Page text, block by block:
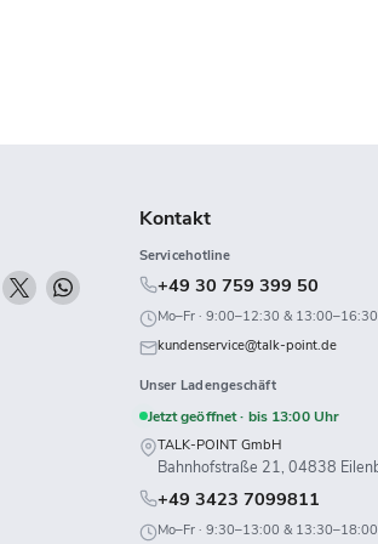
FindenFinden
Kontakt
Servicehotline
+49 30 759 399 50
Mo–Fr · 9:00–12:30 &
kundenservice@talk-point.de
Unser Ladengeschäft
Jetzt geöffnet · bis 13:00 Uhr
TALK-POINT GmbH
Bahnhofstraße 21, 04838
+49 3423 7099811
Mo–Fr · 9:30–13:00 &